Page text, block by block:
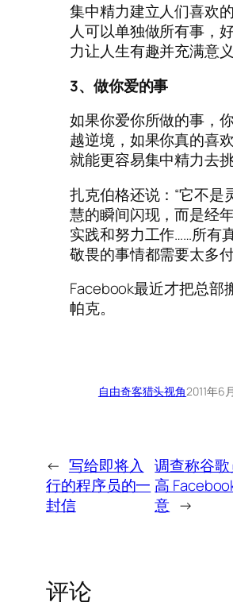
集中精力建立人们喜欢
人可以单独做所有事，
力让人生有趣并充满意义
3、做你爱的事
如果你爱你所做的事，
越逆境，如果你真的喜
就能更容易集中精力去挑
扎克伯格还说：“它不是
慧的瞬间闪现，而是经
实践和努力工作……所有
敬畏的事情都需要太多
Facebook最近才把总部
帕克。
自由奇客猎头视角2011年6
← 写给即将入
行的程序员的一
封信
调查称谷
高
意 →
评论